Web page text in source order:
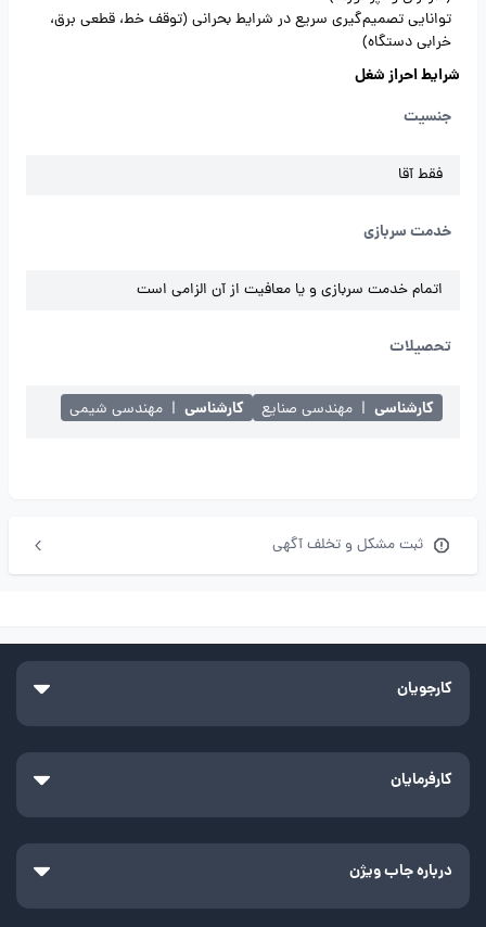
توانایی تصمیم‌گیری سریع در شرایط بحرانی (توقف خط، قطعی برق،
خرابی دستگاه)
شرایط احراز شغل
جنسیت
فقط آقا
خدمت سربازی
اتمام خدمت سربازی و یا معافیت از آن الزامی است
تحصیلات
کارشناسی | مهندسی صنایع کارشناسی | مهندسی شیمی
ثبت مشکل و تخلف آگهی
کارجویان
کارفرمایان
درباره جاب ویژن